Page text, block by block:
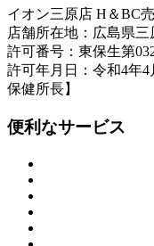
イオン三原店 H＆BC
店舗所在地：広島県三
許可番号：東保生第
許可年月日：令和4年
保健所長】
便利なサービス